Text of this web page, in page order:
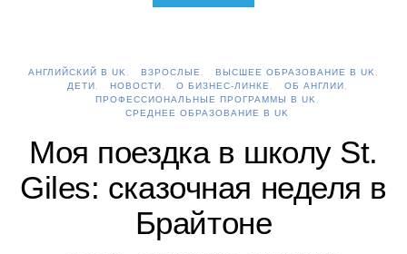
АНГЛИЙСКИЙ В UK ВЗРОСЛЫЕ
ВЫСШЕЕ ОБРАЗОВАНИЕ В UK
ДЕТИ
НОВОСТИ О БИЗНЕС-ЛИНКЕ
ОБ АНГЛИИ
ПРОФЕССИОНАЛЬНЫЕ ПРОГРАММЫ В UK
СРЕДНЕЕ ОБРАЗОВАНИЕ В UK
Моя поездка в школу St.
Giles: сказочная неделя в
Брайтоне